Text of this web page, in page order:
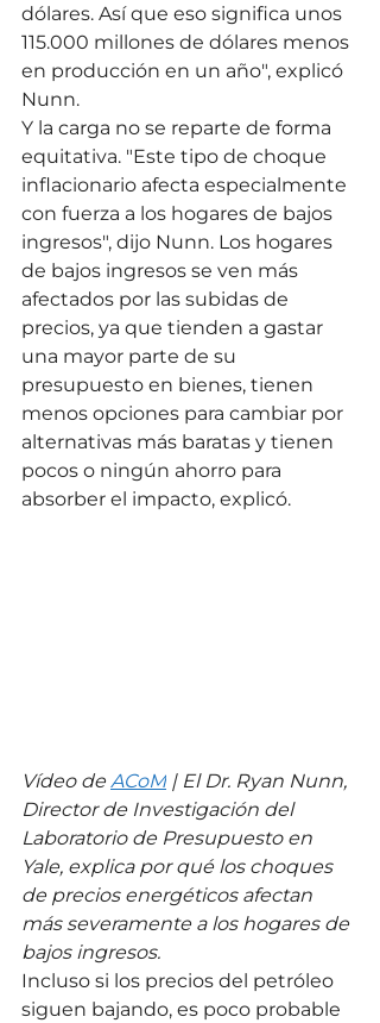
dólares. Así que eso significa unos
115.000 millones de dólares menos
en producción en un año", explicó
Nunn.
Y la carga no se reparte de forma
equitativa. "Este tipo de choque
inflacionario afecta especialmente
con fuerza a los hogares de bajos
ingresos", dijo Nunn. Los hogares
de bajos ingresos se ven más
afectados por las subidas de
precios, ya que tienden a gastar
una mayor parte de su
presupuesto en bienes, tienen
menos opciones para cambiar por
alternativas más baratas y tienen
pocos o ningún ahorro para
absorber el impacto, explicó.
Vídeo de ACoM | El Dr. Ryan Nunn,
Director de Investigación del
Laboratorio de Presupuesto en
Yale, explica por qué los choques
de precios energéticos afectan
más severamente a los hogares de
bajos ingresos.
Incluso si los precios del petróleo
siguen bajando, es poco probable